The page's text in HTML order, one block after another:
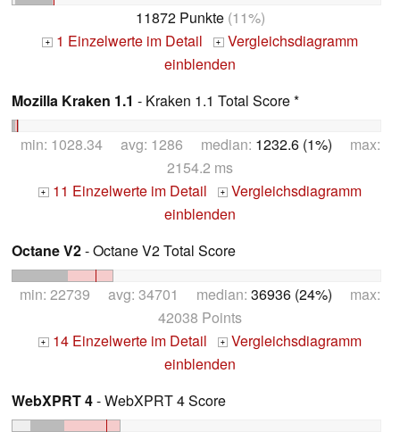
11872 Punkte(11%)
+ 1 Einzelwerte im Detail + Vergleichsdiagramm
einblenden
Mozilla Kraken 1.1 - Kraken 1.1 Total Score *
min: 1028.34 avg: 1286 median: 1232.6 (1%) max:
2154.2 ms
+ 11 Einzelwerte im Detail +
Vergleichsdiagramm
einblenden
Octane V2- Octane V2 Total Score
min: 22739 avg: 34701 median: 36936 (24%) max:
42038 Points
+ 14 Einzelwerte im Detail +
Vergleichsdiagramm
einblenden
WebXPRT 4- WebXPRT 4 Score